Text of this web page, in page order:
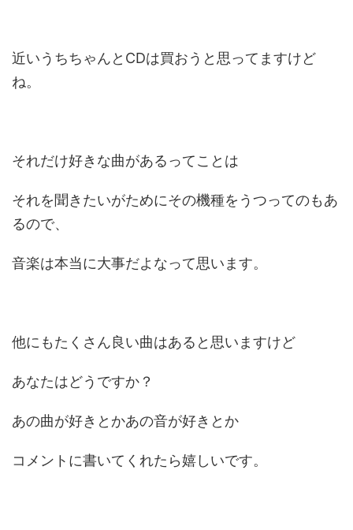
近いうちちゃんとCDは買おうと思ってますけど
ね。
それだけ好きな曲があるってことは
それを聞きたいがためにその機種をうつってのもあ
るので、
音楽は本当に大事だよなって思います。
他にもたくさん良い曲はあると思いますけど
あなたはどうですか？
あの曲が好きとかあの音が好きとか
コメントに書いてくれたら嬉しいです。